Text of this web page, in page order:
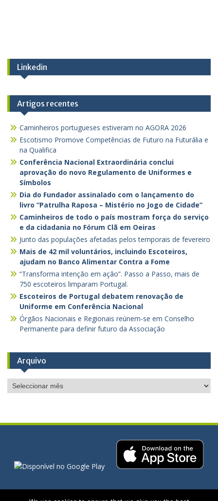
Linkedin
Artigos recentes
Caminheiros portugueses estiveram no AGORA 2026
Escotismo Promove Competências de Futuro na Futurália e
na Qualifica
Conferência Nacional Extraordinária conclui
aprovação do novo Regulamento de Uniformes e
Símbolos
Dia do Fundador assinalado com o lançamento do
livro “Patrulha Raposa – Mistério no Jogo de Cidade”
Caminheiros de todo o país mostram força do serviço
e da cidadania no Fórum Clã em Oeiras
Junto das populações afetadas pelos temporais de fevereiro
Mais de 42 mil voluntários, incluindo Escoteiros,
ajudam no Banco Alimentar Contra a Fome
“Transforma intenção em ação”. Passo a Passo, mais de
750 escoteiros limparam Portugal.
Escoteiros de Portugal debatem renovação de
Uniforme em Conferência Nacional
Órgãos Nacionais e Regionais reúnem-se em Conselho
Permanente para definir futuro da Associação
Arquivo
Arquivo